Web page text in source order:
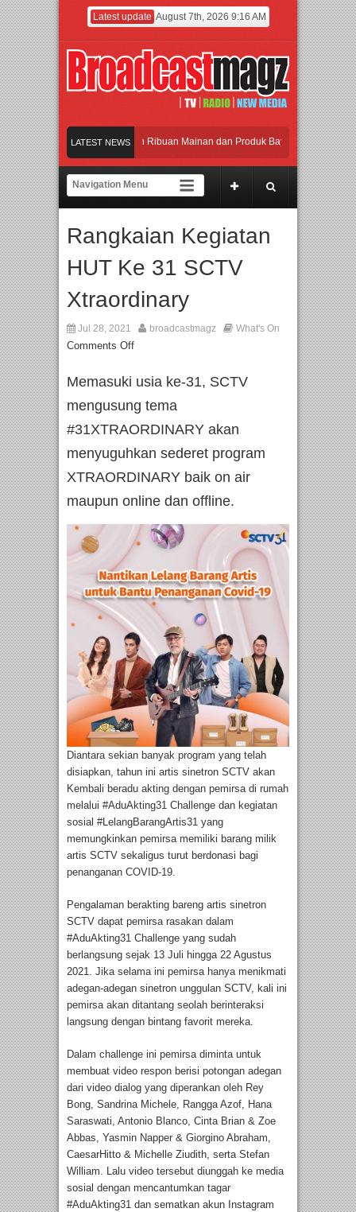
Latest update August 7th, 2026 9:16 AM
LATEST NEWS
Meramaikan Jakarta dengan Ribuan Mainan dan Produk Bayi dari Seluruh Dunia,
Menjadi Gerbang Inovasi dan Peluang Bisnis Industri Gifts dan Housewares Asia
Rayakan Perpaduan Warisan Dan Semangat Lokal, BIRKENSTOCK INDONESIA
Meramaikan Jakarta dengan Ribuan Mainan dan Produk Bayi dari Seluruh Dunia,
Rangkaian Kegiatan
HUT Ke 31 SCTV
Xtraordinary
Jul 28, 2021 broadcastmagz What's On
Comments Off
Memasuki usia ke-31, SCTV
mengusung tema
#31XTRAORDINARY akan
menyuguhkan sederet program
XTRAORDINARY baik on air
maupun online dan offline.
Diantara sekian banyak program yang telah
disiapkan, tahun ini artis sinetron SCTV akan
Kembali beradu akting dengan pemirsa di rumah
melalui #AduAkting31 Challenge dan kegiatan
sosial #LelangBarangArtis31 yang
memungkinkan pemirsa memiliki barang milik
artis SCTV sekaligus turut berdonasi bagi
penanganan COVID-19.
Pengalaman berakting bareng artis sinetron
SCTV dapat pemirsa rasakan dalam
#AduAkting31 Challenge yang sudah
berlangsung sejak 13 Juli hingga 22 Agustus
2021. Jika selama ini pemirsa hanya menikmati
adegan-adegan sinetron unggulan SCTV, kali ini
pemirsa akan ditantang seolah berinteraksi
langsung dengan bintang favorit mereka.
Dalam challenge ini pemirsa diminta untuk
membuat video respon berisi potongan adegan
dari video dialog yang diperankan oleh Rey
Bong, Sandrina Michele, Rangga Azof, Hana
Saraswati, Antonio Blanco, Cinta Brian & Zoe
Abbas, Yasmin Napper & Giorgino Abraham,
CaesarHitto & Michelle Ziudith, serta Stefan
William. Lalu video tersebut diunggah ke media
sosial dengan mencantumkan tagar
#AduAkting31 dan sematkan akun Instagram